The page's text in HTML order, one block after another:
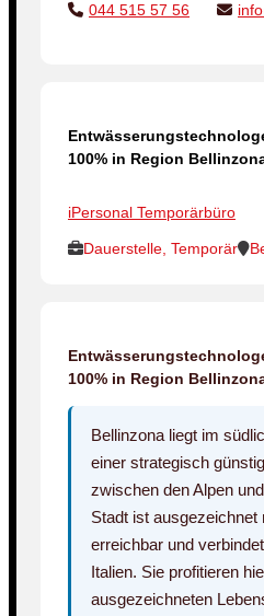
044 515 57 56
100% in Region
iPersonal Temporärbüro
Dauerstelle, Temporär
100% in Region
Bellinzona liegt im
einer strategisch
zwischen den Alpen
Stadt ist ausgezeichnet
erreichbar und
Italien. Sie profitieren
ausgezeichneten